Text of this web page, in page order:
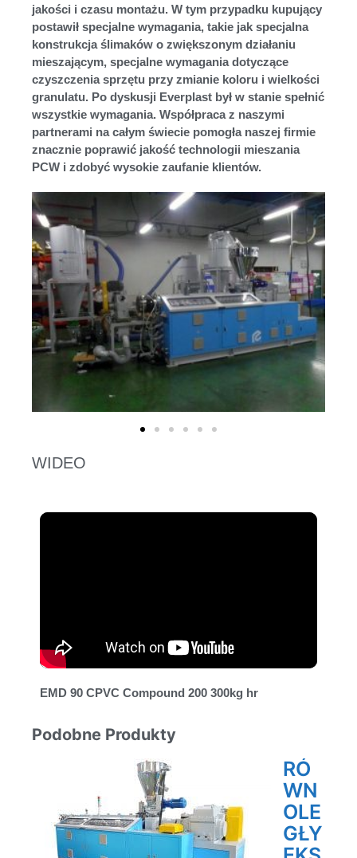
jakości i czasu montażu. W tym przypadku kupujący
postawił specjalne wymagania, takie jak specjalna
konstrukcja ślimaków o zwiększonym działaniu
mieszającym, specjalne wymagania dotyczące
czyszczenia sprzętu przy zmianie koloru i wielkości
granulatu. Po dyskusji Everplast był w stanie spełnić
wszystkie wymagania. Współpraca z naszymi
partnerami na całym świecie pomogła naszej firmie
znacznie poprawić jakość technologii mieszania
PCW i zdobyć wysokie zaufanie klientów.
WIDEO
EMD 90 CPVC Compound 200 300kg hr
Podobne Produkty
RÓ
WN
OLE
GŁY